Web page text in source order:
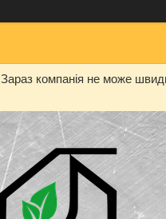
Зараз компанія не може